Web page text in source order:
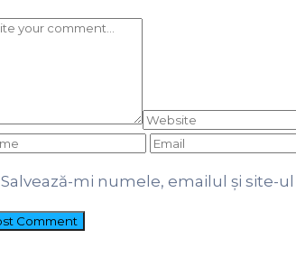
Salvează-mi numele, emailul și site-